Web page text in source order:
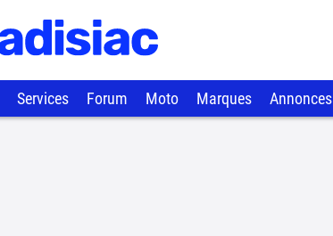
Services Forum Moto Marques Annonces